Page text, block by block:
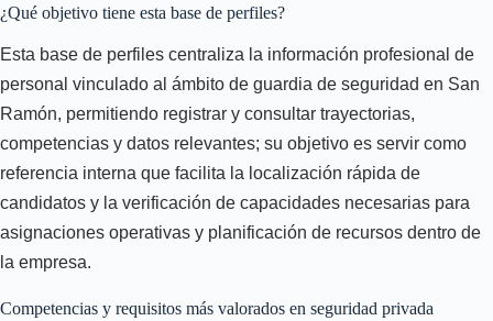
¿Qué objetivo tiene esta base de perfiles?
Esta base de perfiles centraliza la información profesional de
personal vinculado al ámbito de guardia de seguridad en San
Ramón, permitiendo registrar y consultar trayectorias,
competencias y datos relevantes; su objetivo es servir como
referencia interna que facilita la localización rápida de
candidatos y la verificación de capacidades necesarias para
asignaciones operativas y planificación de recursos dentro de
la empresa.
Competencias y requisitos más valorados en seguridad privada